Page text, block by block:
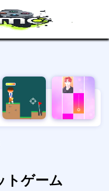
トゲーム